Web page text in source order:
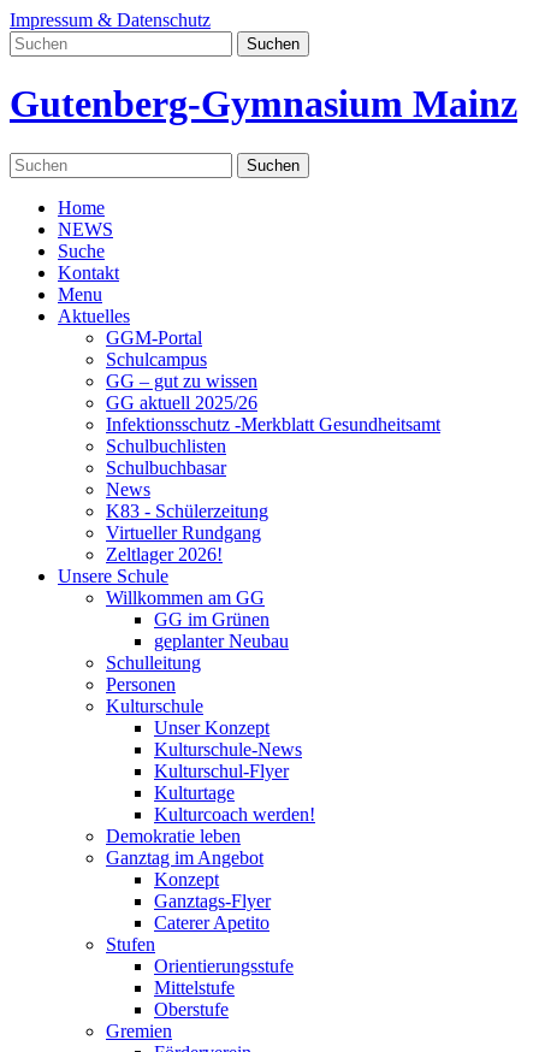
Impressum & Datenschutz
Gutenberg-Gymnasium Mainz
Home
NEWS
Suche
Kontakt
Menu
Aktuelles
GGM-Portal
Schulcampus
GG – gut zu wissen
GG aktuell 2025/26
Infektionsschutz -Merkblatt Gesundheitsamt
Schulbuchlisten
Schulbuchbasar
News
K83 - Schülerzeitung
Virtueller Rundgang
Zeltlager 2026!
Unsere Schule
Willkommen am GG
GG im Grünen
geplanter Neubau
Schulleitung
Personen
Kulturschule
Unser Konzept
Kulturschule-News
Kulturschul-Flyer
Kulturtage
Kulturcoach werden!
Demokratie leben
Ganztag im Angebot
Konzept
Ganztags-Flyer
Caterer Apetito
Stufen
Orientierungsstufe
Mittelstufe
Oberstufe
Gremien